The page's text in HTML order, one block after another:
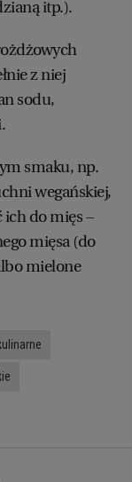
itp.).
z niej
sodu,
smaku, np.
wegańskiej,
do mięs –
mięsa (do
mielone